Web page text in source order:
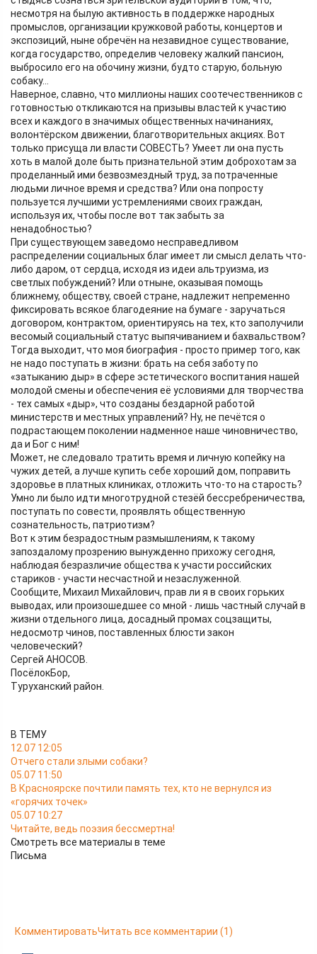
несмотря на былую активность в поддержке народных
промыслов, организации кружковой работы, концертов и
экспозиций, ныне обречён на незавидное существование,
когда государство, определив человеку жалкий пансион,
выбросило его на обочину жизни, будто старую, больную
собаку...
Наверное, славно, что миллионы наших соотечественников с
готовностью откликаются на призывы властей к участию
всех и каждого в значимых общественных начинаниях,
волонтёрском движении, благотворительных акциях. Вот
только присуща ли власти СОВЕСТЬ? Умеет ли она пусть
хоть в малой доле быть признательной этим доброхотам за
проделанный ими безвозмездный труд, за потраченные
людьми личное время и средства? Или она попросту
пользуется лучшими устремлениями своих граждан,
используя их, чтобы после вот так забыть за
ненадобностью?
При существующем заведомо несправедливом
распределении социальных благ имеет ли смысл делать что-
либо даром, от сердца, исходя из идеи альтруизма, из
светлых побуждений? Или отныне, оказывая помощь
ближнему, обществу, своей стране, надлежит непременно
фиксировать всякое благодеяние на бумаге - заручаться
договором, контрактом, ориентируясь на тех, кто заполучили
весомый социальный статус выпячиванием и бахвальством?
Тогда выходит, что моя биография - просто пример того, как
не надо поступать в жизни: брать на себя заботу по
«затыканию дыр» в сфере эстетического воспитания нашей
молодой смены и обеспечения её условиями для творчества
- тех самых «дыр», что созданы бездарной работой
министерств и местных управлений? Ну, не печётся о
подрастающем поколении надменное наше чиновничество,
да и Бог с ним!
Может, не следовало тратить время и личную копейку на
чужих детей, а лучше купить себе хороший дом, поправить
здоровье в платных клиниках, отложить что-то на старость?
Умно ли было идти многотрудной стезёй бессребреничества,
поступать по совести, проявлять общественную
сознательность, патриотизм?
Вот к этим безрадостным размышлениям, к такому
запоздалому прозрению вынужденно прихожу сегодня,
наблюдая безразличие общества к участи российских
стариков - участи несчастной и незаслуженной.
Сообщите, Михаил Михайлович, прав ли я в своих горьких
выводах, или произошедшее со мной - лишь частный случай в
жизни отдельного лица, досадный промах соцзащиты,
недосмотр чинов, поставленных блюсти закон
человеческий?
Сергей АНОСОВ.
ПосёлокБор,
Туруханский район.
В ТЕМУ
12.07 12:05
Отчего стали злыми собаки?
05.07 11:50
В Красноярске почтили память тех, кто не вернулся из
«горячих точек»
05.07 10:27
Читайте, ведь поэзия бессмертна!
Смотреть все материалы в теме
Письма
КомментироватьЧитать все комментарии (1)